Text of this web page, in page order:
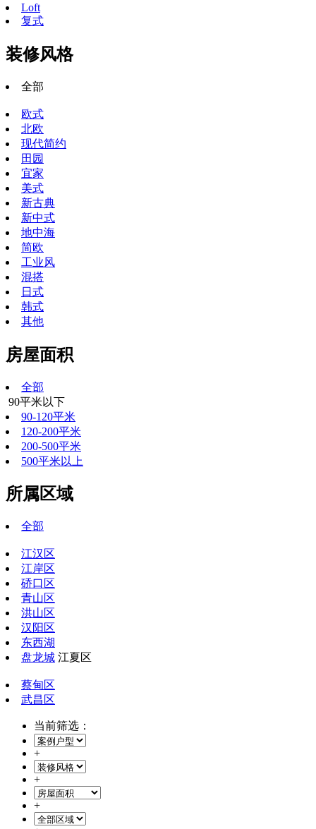
Loft
复式
装修风格
全部
欧式
北欧
现代简约
田园
宜家
美式
新古典
新中式
地中海
简欧
工业风
混搭
日式
韩式
其他
房屋面积
全部
90平米以下
90-120平米
120-200平米
200-500平米
500平米以上
所属区域
全部
江汉区
江岸区
硚口区
青山区
洪山区
汉阳区
东西湖
盘龙城 江夏区
蔡甸区
武昌区
当前筛选：
+
+
+